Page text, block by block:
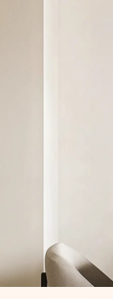
4,6
Våra gåvor
Skapa något
namn, ditt
hennes hjärta.